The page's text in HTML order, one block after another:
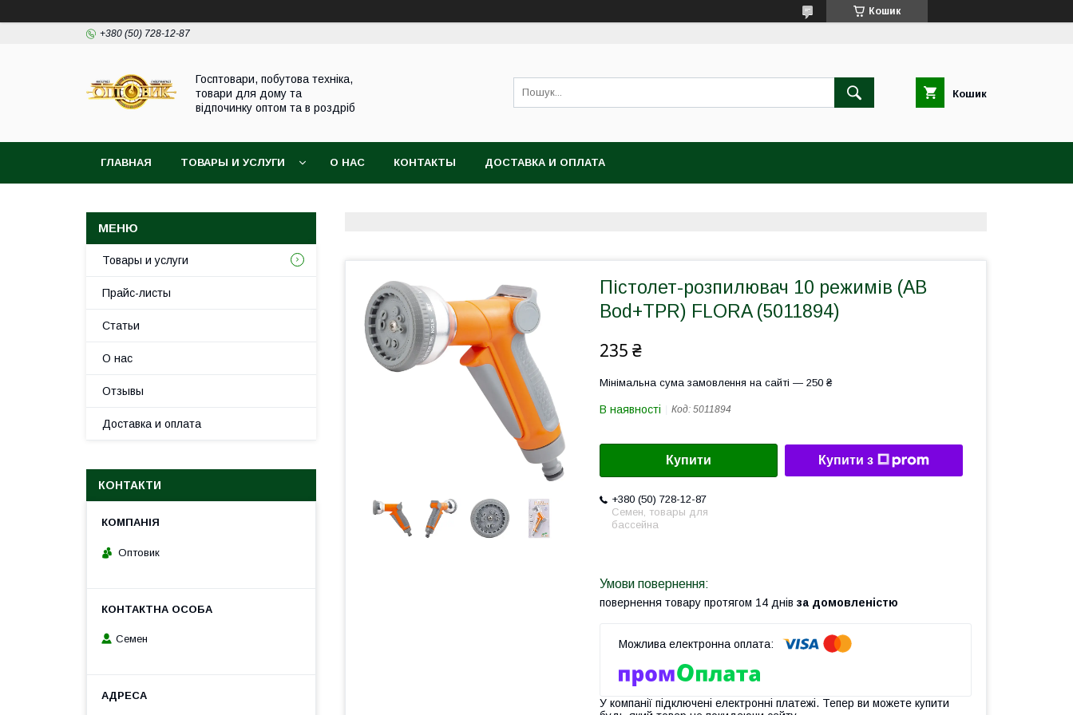
Кошик
+380 (50) 728-12-87
Госптовари, побутова техніка,
товари для дому та
відпочинку оптом та в роздріб
Кошик
ГЛАВНАЯ ТОВАРЫ И УСЛУГИ О НАС КОНТАКТЫ ДОСТАВКА И ОПЛАТА
Пістолет-розпилювач 10 режимів (АВ
Bod+TPR) FLORA (5011894)
235 ₴
Мінімальна сума замовлення на сайті — 250 ₴
В наявності Код: 5011894
Купити Купити з
+380 (50) 728-12-87
Семен, товары для
бассейна
повернення товару протягом 14 днів за домовленістю
У компанії підключені електронні платежі. Тепер ви можете купити
Товары и услуги
Прайс-листы
Статьи
О нас
Отзывы
Доставка и оплата
КОНТАКТИ
Оптовик
Семен